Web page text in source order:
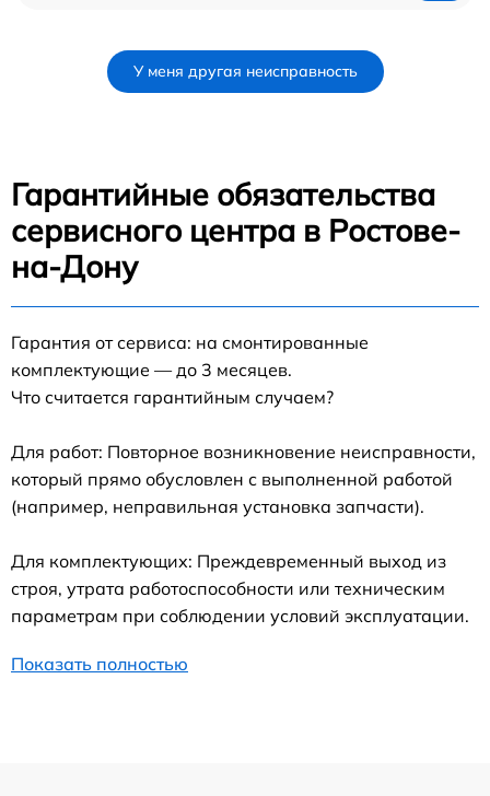
У меня другая неисправность
Гарантийные обязательства
сервисного центра в Ростове-
на-Дону
Гарантия от сервиса: на смонтированные
комплектующие — до 3 месяцев.
Что считается гарантийным случаем?
Для работ: Повторное возникновение неисправности,
который прямо обусловлен с выполненной работой
(например, неправильная установка запчасти).
Для комплектующих: Преждевременный выход из
строя, утрата работоспособности или техническим
параметрам при соблюдении условий эксплуатации.
Показать полностью